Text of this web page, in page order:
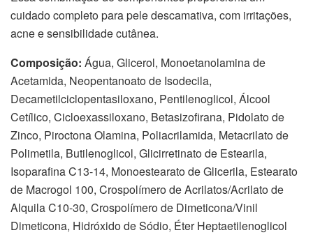
cuidado completo para pele descamativa, com irritações,
acne e sensibilidade cutânea.
Composição: Água, Glicerol, Monoetanolamina de
Acetamida, Neopentanoato de Isodecila,
Decametilciclopentasiloxano, Pentilenoglicol, Álcool
Cetílico, Cicloexassiloxano, Betasizofirana, Pidolato de
Zinco, Piroctona Olamina, Poliacrilamida, Metacrilato de
Polimetila, Butilenoglicol, Glicirretinato de Estearila,
Isoparafina C13-14, Monoestearato de Glicerila, Estearato
de Macrogol 100, Crospolímero de Acrilatos/Acrilato de
Alquila C10-30, Crospolímero de Dimeticona/Vinil
Dimeticona, Hidróxido de Sódio, Éter Heptaetilenoglicol